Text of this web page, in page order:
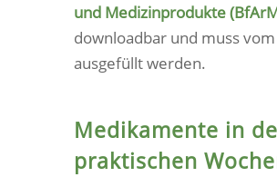
und Medizinprodukte
downloadbar und muss
ausgefüllt werden.
Medikamente in
praktischen